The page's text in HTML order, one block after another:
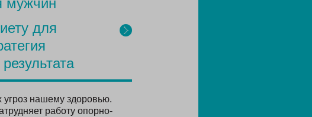
мужчин
для
угроз нашему здоровью.
работу опорно-